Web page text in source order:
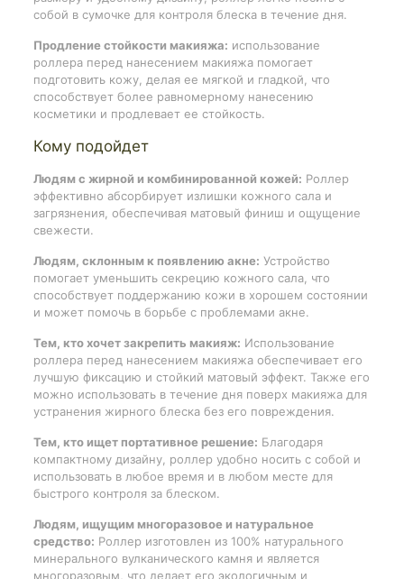
собой в сумочке для контроля блеска в течение дня.
Продление стойкости макияжа: использование
роллера перед нанесением макияжа помогает
подготовить кожу, делая ее мягкой и гладкой, что
способствует более равномерному нанесению
косметики и продлевает ее стойкость.
Кому подойдет
Людям с жирной и комбинированной кожей: Роллер
эффективно абсорбирует излишки кожного сала и
загрязнения, обеспечивая матовый финиш и ощущение
свежести.
Людям, склонным к появлению акне: Устройство
помогает уменьшить секрецию кожного сала, что
способствует поддержанию кожи в хорошем состоянии
и может помочь в борьбе с проблемами акне.
Тем, кто хочет закрепить макияж: Использование
роллера перед нанесением макияжа обеспечивает его
лучшую фиксацию и стойкий матовый эффект. Также его
можно использовать в течение дня поверх макияжа для
устранения жирного блеска без его повреждения.
Тем, кто ищет портативное решение: Благодаря
компактному дизайну, роллер удобно носить с собой и
использовать в любое время и в любом месте для
быстрого контроля за блеском.
Людям, ищущим многоразовое и натуральное
средство: Роллер изготовлен из 100% натурального
минерального вулканического камня и является
многоразовым, что делает его экологичным и